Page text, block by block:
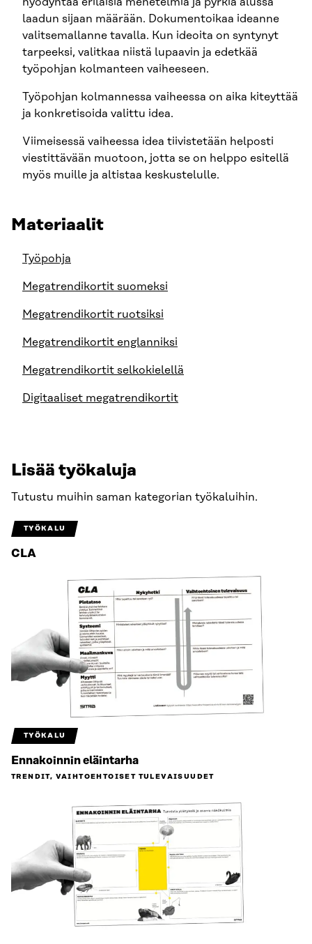
laadun sijaan määrään. Dokumentoikaa ideanne
valitsemallanne tavalla. Kun ideoita on syntynyt
tarpeeksi, valitkaa niistä lupaavin ja edetkää
työpohjan kolmanteen vaiheeseen.
Työpohjan kolmannessa vaiheessa on aika kiteyttää
ja konkretisoida valittu idea.
Viimeisessä vaiheessa idea tiivistetään helposti
viestittävään muotoon, jotta se on helppo esitellä
myös muille ja altistaa keskustelulle.
Materiaalit
Työpohja
Megatrendikortit suomeksi
Megatrendikortit ruotsiksi
Megatrendikortit englanniksi
Megatrendikortit selkokielellä
Digitaaliset megatrendikortit
Lisää työkaluja
Tutustu muihin saman kategorian työkaluihin.
TYÖKALU
CLA
TYÖKALU
Ennakoinnin eläintarha
TRENDIT, VAIHTOEHTOISET TULEVAISUUDET